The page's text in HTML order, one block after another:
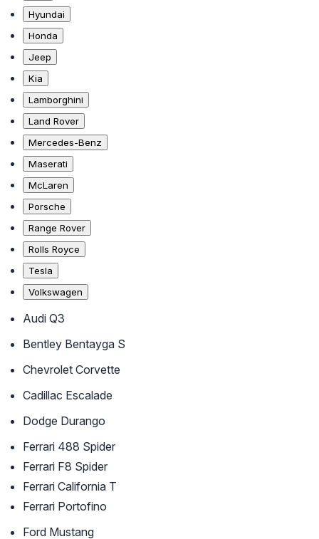
Hyundai
Honda
Jeep
Kia
Lamborghini
Land Rover
Mercedes-Benz
Maserati
McLaren
Porsche
Range Rover
Rolls Royce
Tesla
Volkswagen
Audi Q3
Bentley Bentayga S
Chevrolet Corvette
Cadillac Escalade
Dodge Durango
Ferrari 488 Spider
Ferrari F8 Spider
Ferrari California T
Ferrari Portofino
Ford Mustang